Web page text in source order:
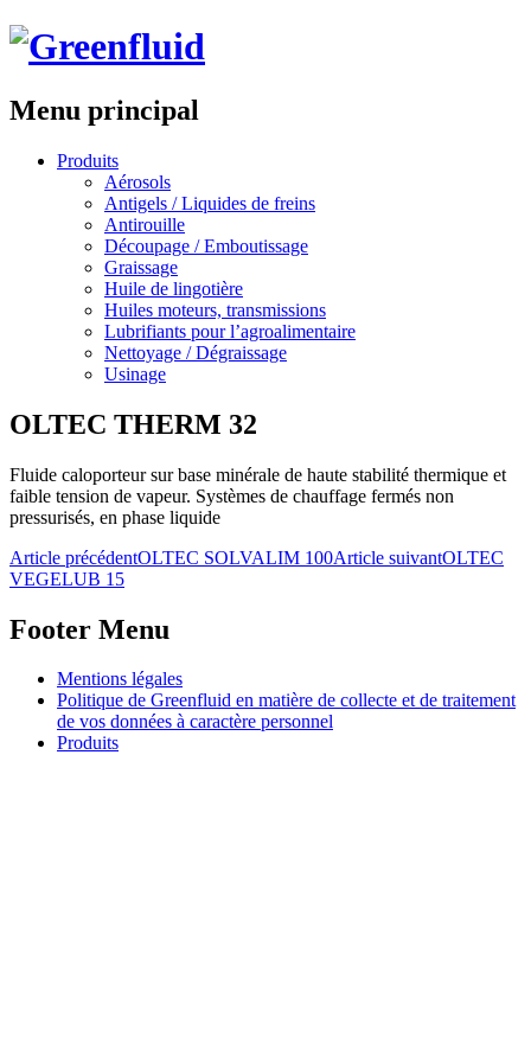
Menu principal
Aller
Produits
Aérosols
Antigels / Liquides de freins
Antirouille
Découpage / Emboutissage
Graissage
Huile de lingotière
Huiles moteurs, transmissions
Lubrifiants pour l’agroalimentaire
Nettoyage / Dégraissage
Usinage
OLTEC THERM 32
Fluide caloporteur sur base minérale de haute stabilité thermique et
faible tension de vapeur. Systèmes de chauffage fermés non
pressurisés, en phase liquide
Navigation
de
l’article
Article précédentOLTEC SOLVALIM 100Article suivantOLTEC
VEGELUB 15
Footer Menu
Aller
contenu
principal
Mentions légales
Politique de Greenfluid en matière de collecte et de traitement
de vos données à caractère personnel
Produits